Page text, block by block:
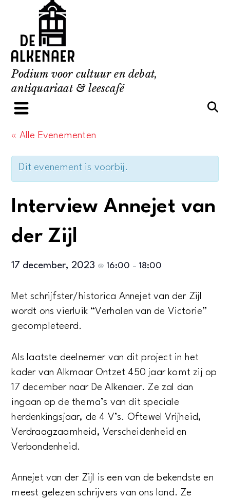
content
Podium voor cultuur en debat,
antiquariaat & leescafé
« Alle Evenementen
Dit evenement is voorbij.
Interview Annejet van
der Zijl
17 december, 2023 @ 16:00 – 18:00
Met schrijfster/historica Annejet van der Zijl
wordt ons vierluik “Verhalen van de Victorie”
gecompleteerd.
Als laatste deelnemer van dit project in het
kader van Alkmaar Ontzet 450 jaar komt zij op
17 december naar De Alkenaer. Ze zal dan
ingaan op de thema’s van dit speciale
herdenkingsjaar, de 4 V’s. Oftewel Vrijheid,
Verdraagzaamheid, Verscheidenheid en
Verbondenheid.
Annejet van der Zijl is een van de bekendste en
meest gelezen schrijvers van ons land. Ze